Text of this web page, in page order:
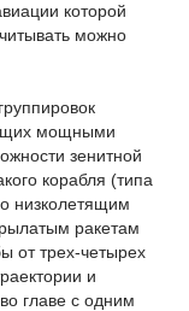
которой
можно
мощными
зенитной
корабля (типа
низколетящим
ракетам
от трех-четырех
и
главе с одним